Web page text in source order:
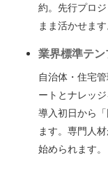
約。先行プロ
まま活かせます
業界標準テ
自治体・住宅
ートとナレッ
導入初日から
ます。専門人
始められます。